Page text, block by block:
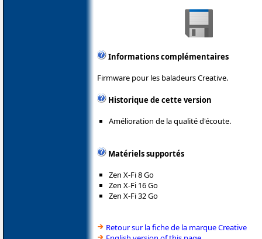
Informations complémentaires
Firmware pour les baladeurs Creative.
Historique de cette version
Amélioration de la qualité d'écoute.
Matériels supportés
Zen X-Fi 8 Go
Zen X-Fi 16 Go
Zen X-Fi 32 Go
Retour sur la fiche de la marque Creative